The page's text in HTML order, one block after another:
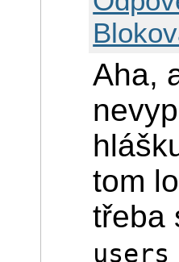
Aha,
tom
třeba
users